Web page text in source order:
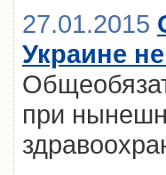
27.01.2015
Украине
при